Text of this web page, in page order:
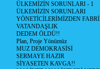
ÜLKEMİZİN SORUNLARI - 1
ÜLKEMİZİN SORUNLARI
YÖNETİCİLERİMİZDEN
VATANDAŞLIK
DEDEM ÖLDÜ!!
Plan, Proje Yönümüz
MUZ DEMOKRASİSİ
SERMAYE HAZIR
SİYASETEN KAVGA!!